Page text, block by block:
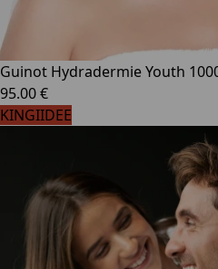
Guinot Hydradermie Youth
95.00 €
KINGIIDEE